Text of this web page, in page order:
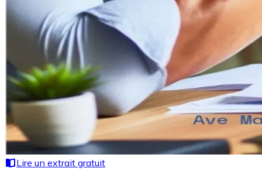
Lire un extrait gratuit